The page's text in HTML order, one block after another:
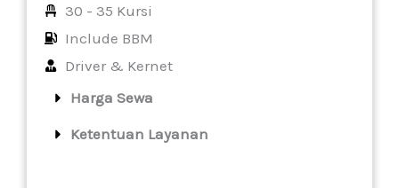
30 - 35 Kursi
Include BBM
Driver & Kernet
Harga Sewa
Ketentuan Layanan